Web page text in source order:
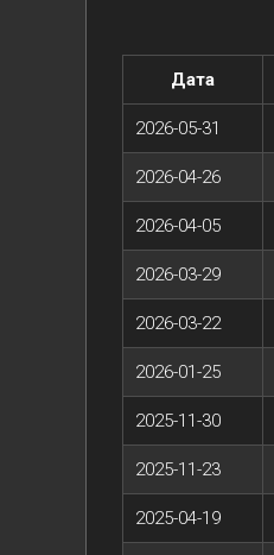
Дата
2026-05-31
2026-04-26
2026-04-05
2026-03-29
2026-03-22
2026-01-25
2025-11-30
2025-11-23
2025-04-19